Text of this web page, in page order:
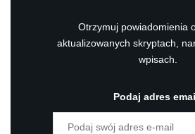
Otrzymuj powiadomienia
aktualizowanych skryptach,
wpisach.
Podaj adres